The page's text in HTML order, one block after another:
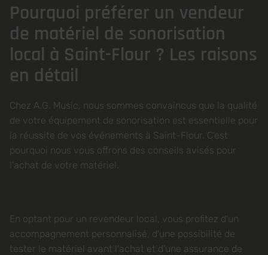
Pourquoi préférer un vendeur
de matériel de sonorisation
local à Saint-Flour ? Les raisons
en détail
Chez A.G. Music, nous sommes convaincus que la qualité
de votre équipement de sonorisation est essentielle pour
la réussite de vos événements à Saint-Flour. C'est
pourquoi nous vous offrons des conseils avisés pour
l'achat de votre matériel.
En optant pour un revendeur local, vous profitez d'un
accompagnement personnalisé, d'une possibilité de
tester le matériel avant l'achat et d'une assurance de